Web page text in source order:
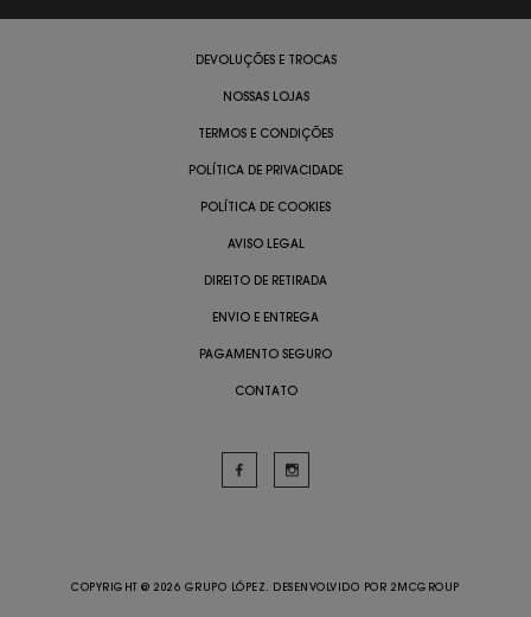
DEVOLUÇÕES E TROCAS
NOSSAS LOJAS
TERMOS E CONDIÇÕES
POLÍTICA DE PRIVACIDADE
POLÍTICA DE COOKIES
AVISO LEGAL
DIREITO DE RETIRADA
ENVIO E ENTREGA
PAGAMENTO SEGURO
CONTATO
COPYRIGHT @ 2026 GRUPO LÓPEZ. DESENVOLVIDO POR 2MCGROUP